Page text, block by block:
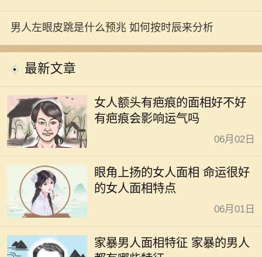
男人左眼皮跳是什么预兆 如何按时辰来分析
最新文章
女人额头有疤痕的面相好不好
有疤痕会影响运气吗
06月02日
眼角上扬的女人面相 命运很好
的女人面相特点
06月01日
家暴男人面相特征 家暴的男人